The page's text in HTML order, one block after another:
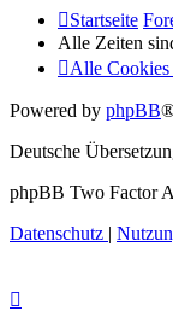
Startseite
Alle Zeiten
Alle Cookies
Powered by phpBB
Deutsche
phpBB Two Factor
Datenschutz |